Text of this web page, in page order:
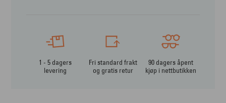
1 - 5 dagers
levering
Fri standard frakt
og gratis retur
90 dagers åpent
kjøp i nettbutikken